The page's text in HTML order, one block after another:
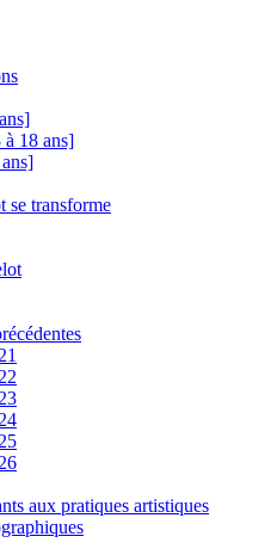
à 18 ans]
se transforme
aux pratiques artistiques